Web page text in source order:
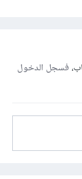
فسجل الدخول